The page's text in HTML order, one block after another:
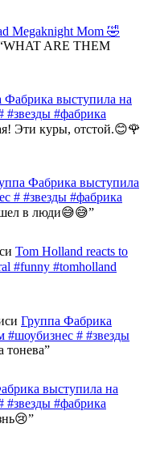
Megaknight Mom 🤣
WHAT ARE THEM
Фабрика выступила на
#фабрика
Эти куры, отстой.😊🌹
Фабрика выступила
# #звезды #фабрика
в люди😅😅”
Tom Holland reacts to
#funny #tomholland
Группа Фабрика
# #звезды
тонева”
выступила на
#фабрика
”